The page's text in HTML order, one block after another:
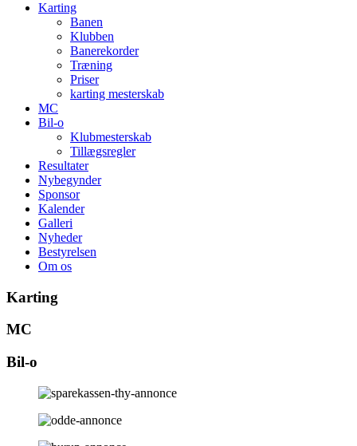
Karting
Banen
Klubben
Banerekorder
Træning
Priser
karting mesterskab
MC
Bil-o
Klubmesterskab
Tillægsregler
Resultater
Nybegynder
Sponsor
Kalender
Galleri
Nyheder
Bestyrelsen
Om os
Karting
MC
Bil-o